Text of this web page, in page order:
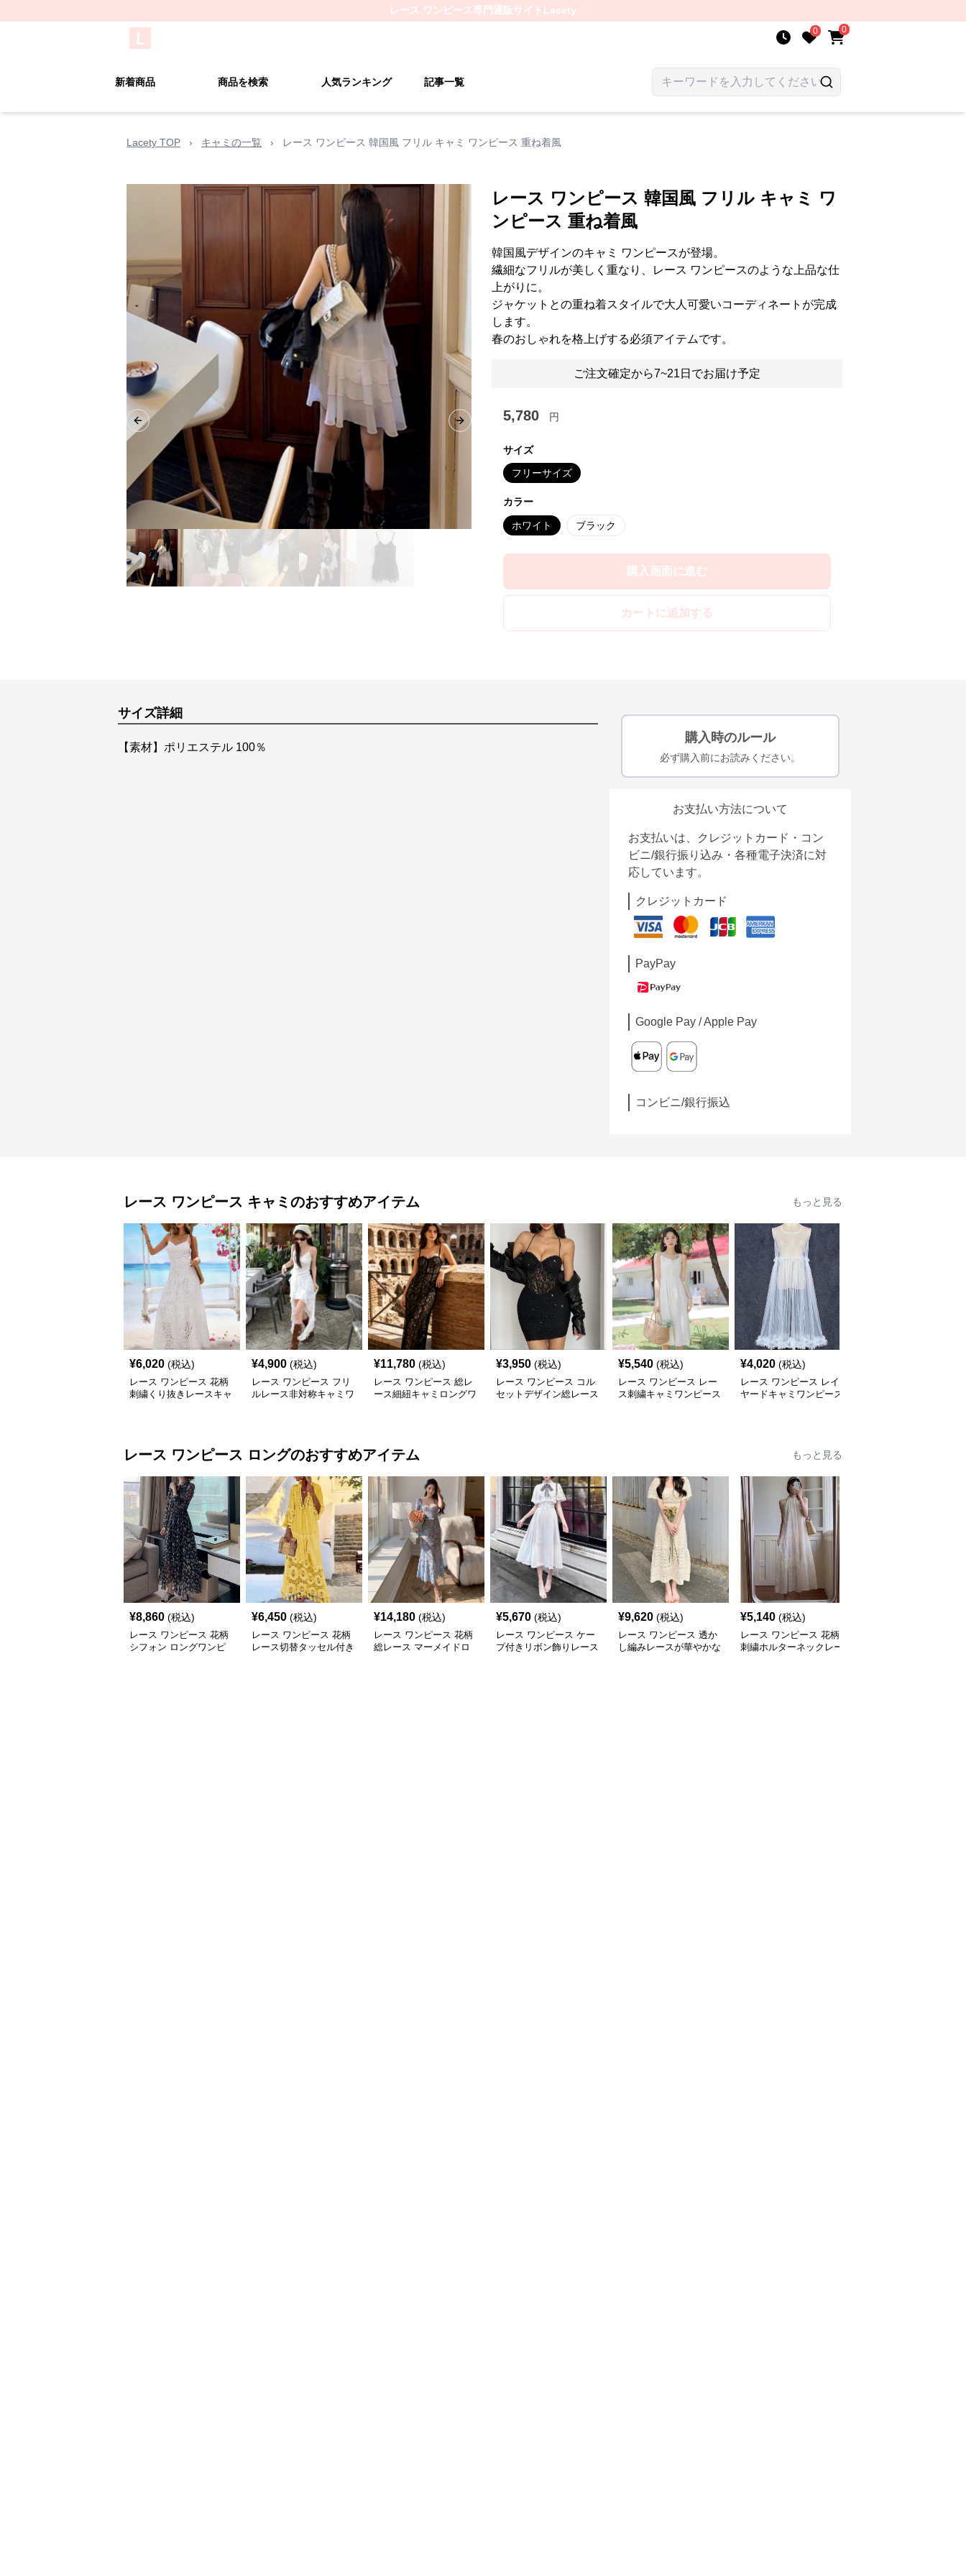
レース ワンピース専門通販サイト Lacety
0 0
新着商品 商品を検索 人気ランキング 記事一覧
Lacety TOP › キャミの一覧 › レース ワンピース 韓国風 フリル キャミ ワンピース 重ね着風
Previous slide Next slide
レース ワンピース 韓国風 フリル キャミ ワ
ンピース 重ね着風
韓国風デザインのキャミ ワンピースが登場。
繊細なフリルが美しく重なり、レース ワンピースのような上品な仕
上がりに。
ジャケットとの重ね着スタイルで大人可愛いコーディネートが完成
します。
春のおしゃれを格上げする必須アイテムです。
ご注文確定から7~21日でお届け予定
5,780 円
サイズ
フリーサイズ
カラー
ホワイト ブラック
購入画面に進む
カートに追加する
サイズ詳細
【素材】ポリエステル 100％
購入時のルール
必ず購入前にお読みください。
お支払い方法について
お支払いは、クレジットカード・コン
ビニ/銀行振り込み・各種電子決済に対
応しています。
クレジットカード
PayPay
Google Pay / Apple Pay
コンビニ/銀行振込
レース ワンピース キャミのおすすめアイテム もっと見る
¥6,020 (税込)
レース ワンピース 花柄
刺繍くり抜きレースキャ
¥4,900 (税込)
レース ワンピース フリ
ルレース非対称キャミワ
¥11,780 (税込)
レース ワンピース 総レ
ース細紐キャミロングワ
¥3,950 (税込)
レース ワンピース コル
セットデザイン総レース
¥5,540 (税込)
レース ワンピース レー
ス刺繍キャミワンピース
¥4,020 (税込)
レース ワンピース レイ
ヤードキャミワンピース
レース ワンピース ロングのおすすめアイテム もっと見る
¥8,860 (税込)
レース ワンピース 花柄
シフォン ロングワンピ
¥6,450 (税込)
レース ワンピース 花柄
レース切替タッセル付き
¥14,180 (税込)
レース ワンピース 花柄
総レース マーメイドロ
¥5,670 (税込)
レース ワンピース ケー
プ付きリボン飾りレース
¥9,620 (税込)
レース ワンピース 透か
し編みレースが華やかな
¥5,140 (税込)
レース ワンピース 花柄
刺繍ホルターネックレー